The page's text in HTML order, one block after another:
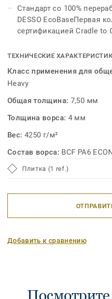
Стандарт со 100%
DESSO EcoBaseПервая
сертификацией Cradle to
ТЕХНИЧЕСКИЕ
Класс применения для
Heavy
Общая толщина: 7,50 мм
Толщина ворса: 4 мм
Вес: 4250 г/м²
Состав ворса: BCF PA6
Плитка (1 ref.)
Добавить к сравнению